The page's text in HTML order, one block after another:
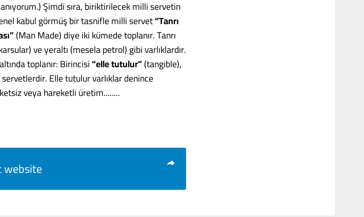
Şimdi sıra, biriktirilecek milli servetin
kabul görmüş bir tasnifle milli servet“Tanrı
(Man Made) diye iki kümede toplanır. Tanrı
ve yeraltı (mesela petrol) gibi varlıklardır.
toplanır: Birincisi“elle tutulur”(tangible),
Elle tutulur varlıklar denince
veya hareketli üretim........